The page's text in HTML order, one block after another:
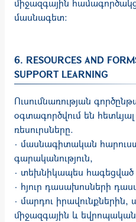
միջազգային
մասնագետ:
6. RESOURCES AND
SUPPORT LEARNING
Ուսումնառության
օգտագործվում են
ռեսուրսները.
· մասնագիտական
գարականություն,
· տեխնիկապես հագեցված
· հյուր դասախոսների
· մարդու իրավունքներին,
միջազգային և